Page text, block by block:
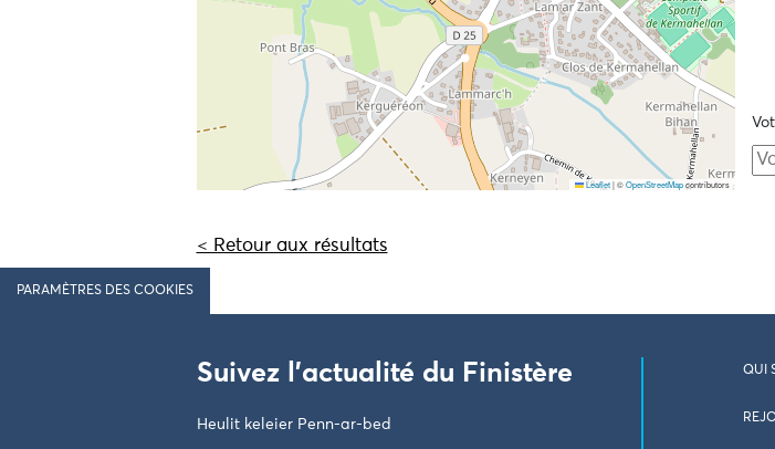
Leaflet |©OpenStreetMapcontributors
< Retour aux résultats
PARAMÈTRES DES COOKIES
Suivez l'actualité du Finistère
Heulit keleier Penn-ar-bed
QUI